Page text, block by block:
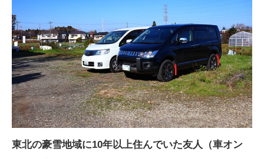
東北の豪雪地域に10年以上住んでいた友人（車オン